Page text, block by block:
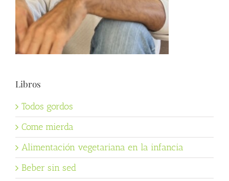
Libros
Todos gordos
Come mierda
Alimentación vegetariana en la infancia
Beber sin sed